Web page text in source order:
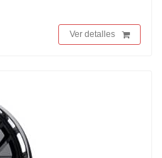
Ver detalles